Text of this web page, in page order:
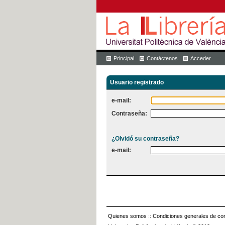
Principal Contáctenos Acceder
Usuario registrado
e-mail:
Contraseña:
¿Olvidó su contraseña?
e-mail:
Quienes somos :: Condiciones generales de